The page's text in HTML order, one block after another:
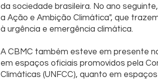
da sociedade brasileira. No ano
a Ação e Ambição Climática", que
à urgência e emergência climática.
A CBMC também esteve em presente
em espaços oficiais promovidos pela
Climáticas (UNFCC), quanto em